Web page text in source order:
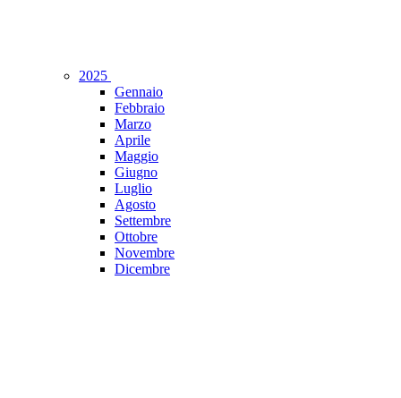
2025
Gennaio
Febbraio
Marzo
Aprile
Maggio
Giugno
Luglio
Agosto
Settembre
Ottobre
Novembre
Dicembre